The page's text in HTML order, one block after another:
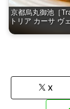
京都烏丸御池［
トリア カーサ ヴ
X